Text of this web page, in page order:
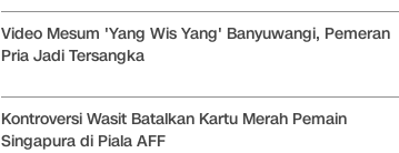
Video Mesum 'Yang Wis Yang' Banyuwangi, Pemeran
Pria Jadi Tersangka
Kontroversi Wasit Batalkan Kartu Merah Pemain
Singapura di Piala AFF